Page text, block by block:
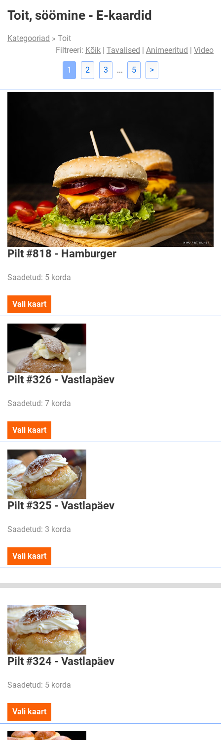
Toit, söömine - E-kaardid
Kategooriad » Toit
Filtreeri: Kõik | Tavalised | Animeeritud | Video
1 2 3 ... 5 >
Pilt #818 - Hamburger
Saadetud: 5 korda
Vali kaart
Pilt #326 - Vastlapäev
Saadetud: 7 korda
Vali kaart
Pilt #325 - Vastlapäev
Saadetud: 3 korda
Vali kaart
Pilt #324 - Vastlapäev
Saadetud: 5 korda
Vali kaart